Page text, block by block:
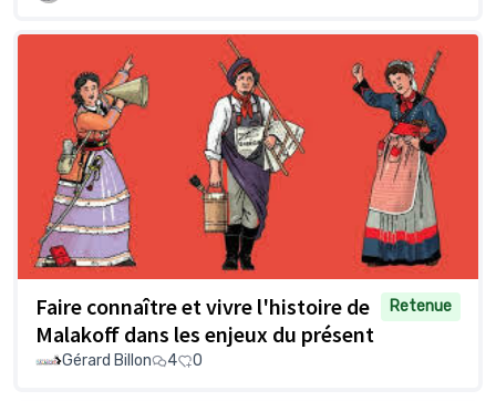
Faire connaître et vivre l'histoire de
Malakoff dans les enjeux du présent
Retenue
Gérard Billon 4 0